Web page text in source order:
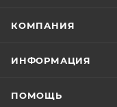
КОМПАНИЯ
ИНФОРМАЦИЯ
ПОМОЩЬ